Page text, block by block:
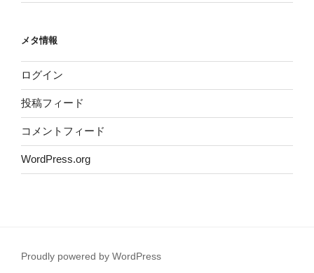
メタ情報
ログイン
投稿フィード
コメントフィード
WordPress.org
Proudly powered by WordPress